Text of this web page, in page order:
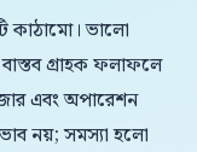
কাঠামো। ভালো
গ্রাহক ফলাফলে
এবং অপারেশন
নয়; সমস্যা হলো